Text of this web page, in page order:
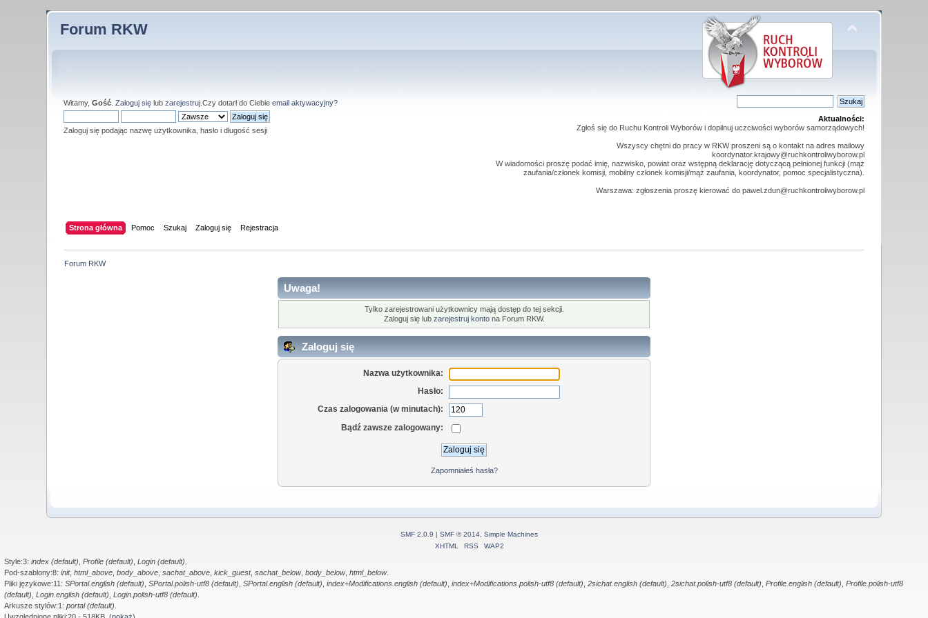
Forum RKW
Witamy,Gość .Zaloguj się lubzarejestruj .Czy dotarł do Ciebieemail aktywacyjny?
Zaloguj się podając nazwę użytkownika, hasło i długość sesji
Aktualności:
Zgłoś się do Ruchu Kontroli Wyborów i dopilnuj uczciwości wyborów samorządowych!
Wszyscy chętni do pracy w RKW proszeni są o kontakt na adres mailowy
koordynator.krajowy@ruchkontroliwyborow.pl
W wiadomości proszę podać imię, nazwisko, powiat oraz wstępną deklarację dotyczącą pełnionej funkcji (mąż
zaufania/członek komisji, mobilny członek komisji/mąż zaufania, koordynator, pomoc specjalistyczna).
Warszawa: zgłoszenia proszę kierować do pawel.zdun@ruchkontroliwyborow.pl
Strona główna Pomoc Szukaj Zaloguj się Rejestracja
Forum RKW
Uwaga!
Tylko zarejestrowani użytkownicy mają dostęp do tej sekcji.
Zaloguj się lub zarejestruj kontona Forum RKW.
Zaloguj się
Nazwa użytkownika:
Hasło:
Czas zalogowania (w minutach):
Bądź zawsze zalogowany:
Zapomniałeś hasła?
SMF 2.0.9 | SMF © 2014 Simple Machines
XHTML
RSS WAP2
Style:3: index (default) Profile (default) Login (default)
Pod-szablony:8: init, html_above, body_above, sachat_above, kick_guest, sachat_below, body_below, html_below.
Pliki językowe:11: SPortal.english (default) SPortal.polish-utf8 (default) SPortal.english (default) index+Modifications.english (default) index+Modifications.polish-utf8 (default) 2sichat.english (default) 2sichat.polish-utf8 (default) Profile.english (default) Profile.polish-utf8
(default) Login.english (default) Login.polish-utf8 (default)
Arkusze stylów:1: portal (default)